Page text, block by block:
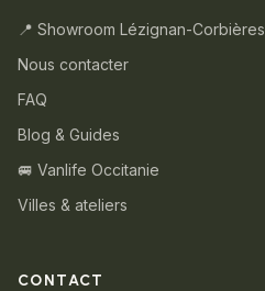
📍 Showroom Lézignan-Corbières
Nous contacter
FAQ
Blog & Guides
🚐 Vanlife Occitanie
Villes & ateliers
CONTACT